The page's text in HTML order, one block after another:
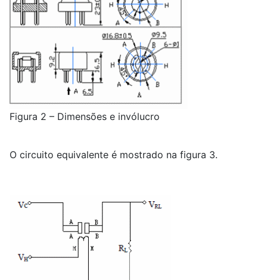
Figura 2 – Dimensões e invólucro
O circuito equivalente é mostrado na figura 3.